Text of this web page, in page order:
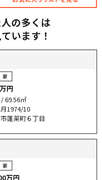
の多くは
います！
円
69.56㎡
1974/10
蓬莱町６丁目
万円